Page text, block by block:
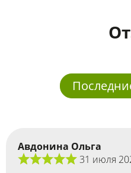
Авдонина Ольга
31 июля